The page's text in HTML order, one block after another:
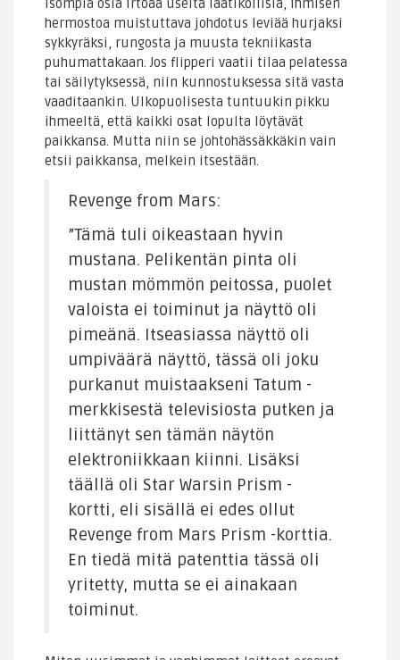
hermostoa muistuttava johdotus leviää hurjaksi
sykkyräksi, rungosta ja muusta tekniikasta
puhumattakaan. Jos flipperi vaatii tilaa pelatessa
tai säilytyksessä, niin kunnostuksessa sitä vasta
vaaditaankin. Ulkopuolisesta tuntuukin pikku
ihmeeltä, että kaikki osat lopulta löytävät
paikkansa. Mutta niin se johtohässäkkäkin vain
etsii paikkansa, melkein itsestään.
Revenge from Mars:
”Tämä tuli oikeastaan hyvin
mustana. Pelikentän pinta oli
mustan mömmön peitossa, puolet
valoista ei toiminut ja näyttö oli
pimeänä. Itseasiassa näyttö oli
umpiväärä näyttö, tässä oli joku
purkanut muistaakseni Tatum -
merkkisestä televisiosta putken ja
liittänyt sen tämän näytön
elektroniikkaan kiinni. Lisäksi
täällä oli Star Warsin Prism -
kortti, eli sisällä ei edes ollut
Revenge from Mars Prism -korttia.
En tiedä mitä patenttia tässä oli
yritetty, mutta se ei ainakaan
toiminut.